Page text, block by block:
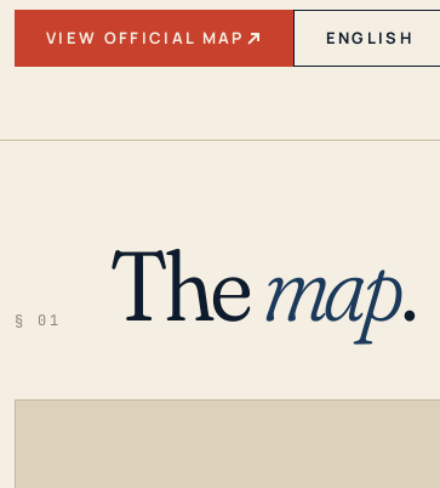
VIEW OFFICIAL MAP ENGLISH
§ 01 Themap.